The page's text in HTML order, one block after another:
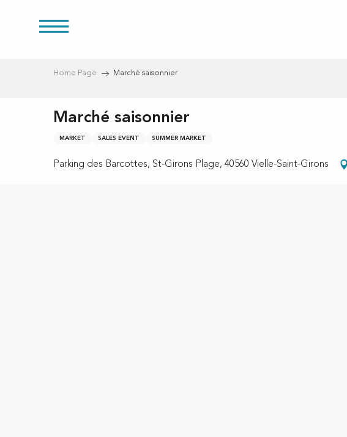
Home Page Marché saisonnier
Marché saisonnier
MARKET SALES EVENT SUMMER MARKET
Parking des Barcottes, St-Girons Plage, 40560 Vielle-Saint-Girons